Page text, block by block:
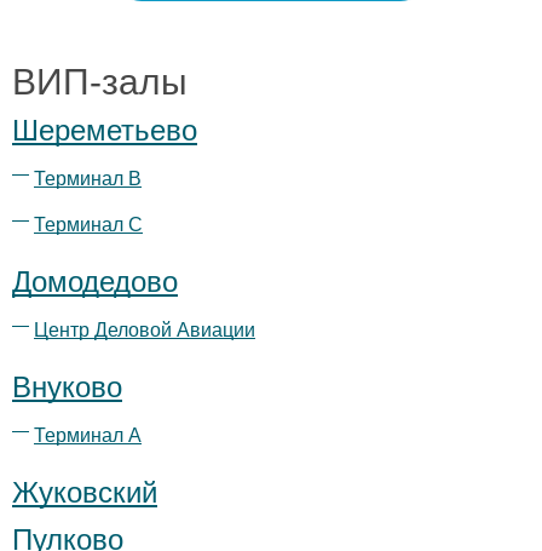
ВИП-залы
Шереметьево
Терминал B
Терминал С
Домодедово
Центр Деловой Авиации
Внуково
Терминал А
Жуковский
Пулково